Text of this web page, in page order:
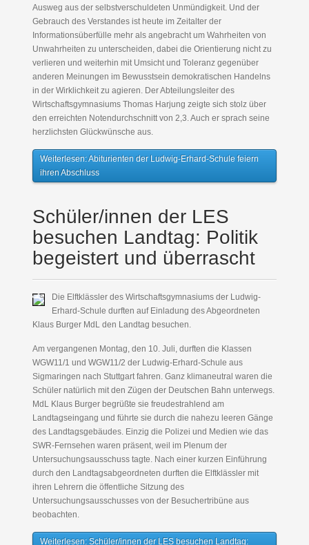
Ausweg aus der selbstverschuldeten Unmündigkeit. Und der
Gebrauch des Verstandes ist heute im Zeitalter der
Informationsüberfülle mehr als angebracht um Wahrheiten von
Unwahrheiten zu unterscheiden, dabei die Orientierung nicht zu
verlieren und weiterhin mit Umsicht und Toleranz gegenüber
anderen Meinungen im Bewusstsein demokratischen Handelns
in der Wirklichkeit zu agieren. Der Abteilungsleiter des
Wirtschaftsgymnasiums Thomas Harjung zeigte sich stolz über
den erreichten Notendurchschnitt von 2,3. Auch er sprach seine
herzlichsten Glückwünsche aus.
Weiterlesen: Abiturienten der Ludwig-Erhard-Schule feiern
ihren Abschluss
Schüler/innen der LES
besuchen Landtag: Politik
begeistert und überrascht
Die Elftklässler des Wirtschaftsgymnasiums der Ludwig-
Erhard-Schule durften auf Einladung des Abgeordneten
Klaus Burger MdL den Landtag besuchen.
Am vergangenen Montag, den 10. Juli, durften die Klassen
WGW11/1 und WGW11/2 der Ludwig-Erhard-Schule aus
Sigmaringen nach Stuttgart fahren. Ganz klimaneutral waren die
Schüler natürlich mit den Zügen der Deutschen Bahn unterwegs.
MdL Klaus Burger begrüßte sie freudestrahlend am
Landtagseingang und führte sie durch die nahezu leeren Gänge
des Landtagsgebäudes. Einzig die Polizei und Medien wie das
SWR-Fernsehen waren präsent, weil im Plenum der
Untersuchungsausschuss tagte. Nach einer kurzen Einführung
durch den Landtagsabgeordneten durften die Elftklässler mit
ihren Lehrern die öffentliche Sitzung des
Untersuchungsausschusses von der Besuchertribüne aus
beobachten.
Weiterlesen: Schüler/innen der LES besuchen Landtag: